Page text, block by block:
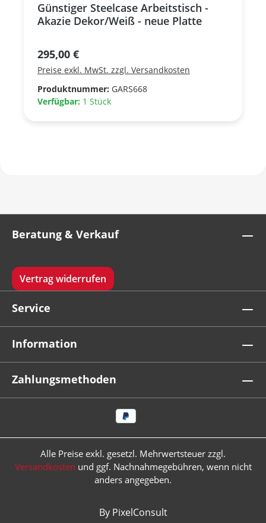
Günstiger Steelcase Arbeitstisch -
Akazie Dekor/Weiß - neue Platte
Regulärer Preis:
295,00 €
Preise exkl. MwSt. zzgl. Versandkosten
Produktnummer: GARS668
Verfügbar: 1 Stück
Beratung & Verkauf
Vertrag widerrufen
Service
Information
Zahlungsmethoden
Alle Preise exkl. gesetzl. Mehrwertsteuer zzgl.
Versandkosten und ggf. Nachnahmegebühren, wenn nicht
anders angegeben.
By PixelConsult